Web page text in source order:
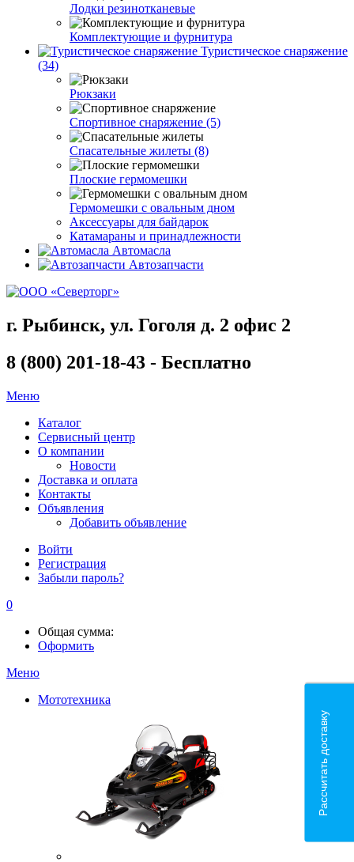
Лодки резинотканевые
Комплектующие и фурнитура
Туристическое снаряжение
(34)
Рюкзаки
Спортивное снаряжение (5)
Спасательные жилеты (8)
Плоские гермомешки
Гермомешки с овальным дном
Аксессуары для байдарок
Катамараны и принадлежности
Автомасла
Автозапчасти
г. Рыбинск, ул. Гоголя д. 2 офис 2
8 (800) 201-18-43 - Бесплатно
Меню
Каталог
Сервисный центр
О компании
Новости
Доставка и оплата
Контакты
Объявления
Добавить объявление
Войти
Регистрация
Забыли пароль?
0
Общая сумма:
Оформить
Меню
Мототехника
Рассчитать доставку